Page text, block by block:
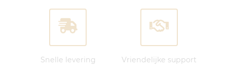
Snelle levering Vriendelijke support